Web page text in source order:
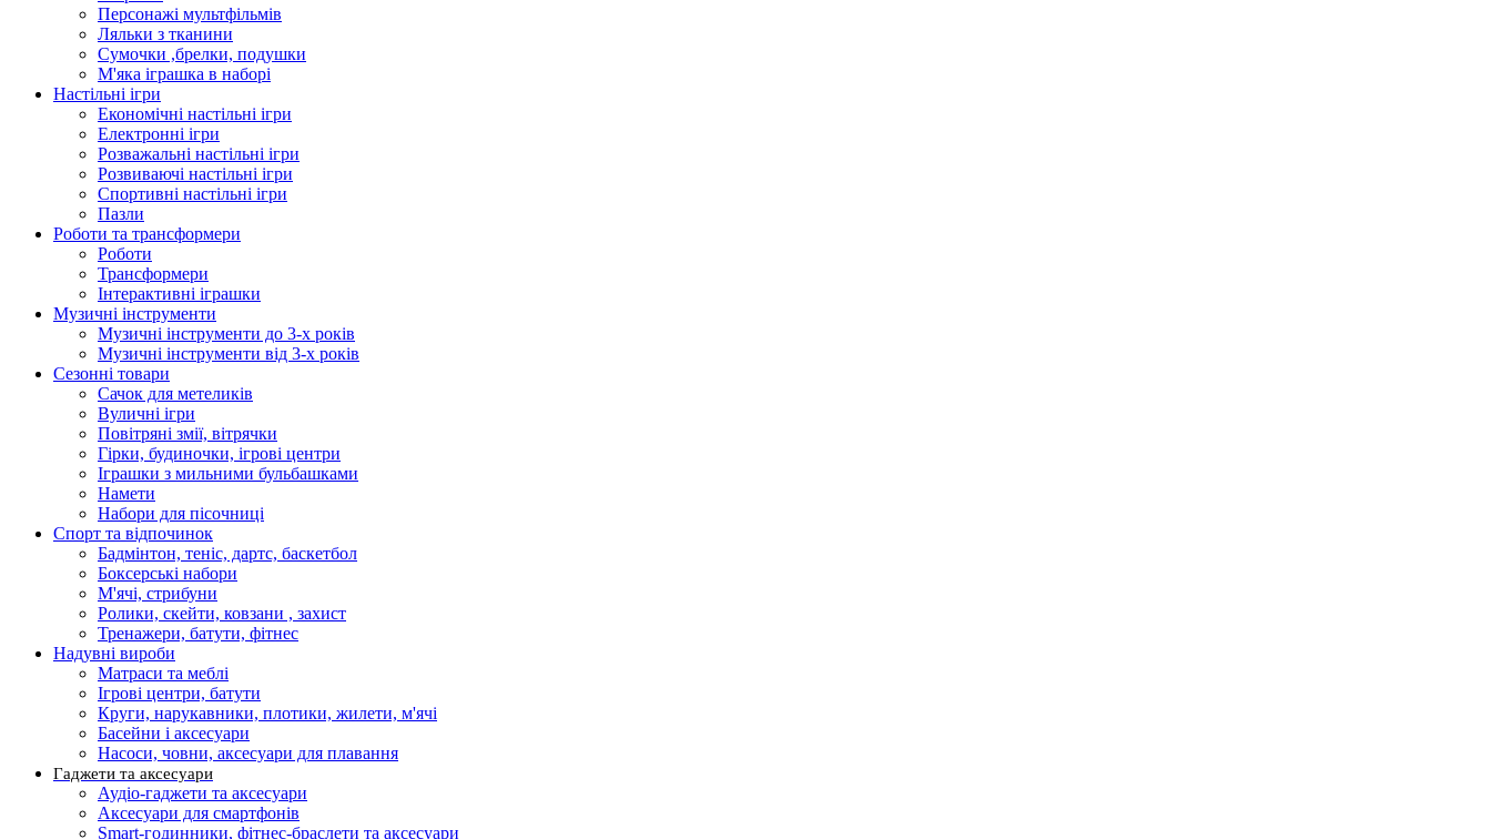
Персонажі мультфільмів
Ляльки з тканини
Сумочки ,брелки, подушки
М'яка іграшка в наборі
Настільні ігри
Економічні настільні ігри
Електронні ігри
Розважальні настільні ігри
Розвиваючі настільні ігри
Спортивні настільні ігри
Пазли
Роботи та трансформери
Роботи
Трансформери
Інтерактивні іграшки
Музичні інструменти
Музичні інструменти до 3-х років
Музичні інструменти від 3-х років
Сезонні товари
Сачок для метеликів
Вуличні ігри
Повітряні змії, вітрячки
Гірки, будиночки, ігрові центри
Іграшки з мильними бульбашками
Намети
Набори для пісочниці
Спорт та відпочинок
Бадмінтон, теніс, дартс, баскетбол
Боксерські набори
М'ячі, стрибуни
Ролики, скейти, ковзани , захист
Тренажери, батути, фітнес
Надувні вироби
Матраси та меблі
Ігрові центри, батути
Круги, нарукавники, плотики, жилети, м'ячі
Басейни і аксесуари
Насоси, човни, аксесуари для плавання
Гаджети та аксесуари
Аудіо-гаджети та аксесуари
Аксесуари для смартфонів
Smart-годинники, фітнес-браслети та аксесуари